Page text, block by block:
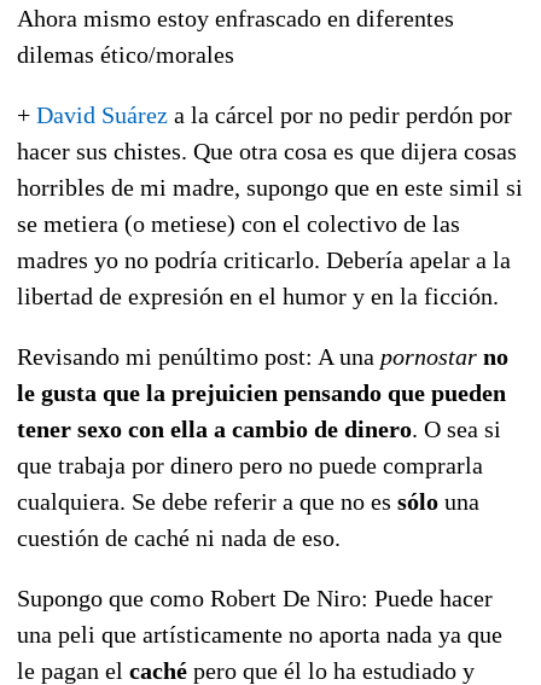
Ahora mismo estoy enfrascado en diferentes
dilemas ético/morales
+ David Suárez a la cárcel por no pedir perdón por
hacer sus chistes. Que otra cosa es que dijera cosas
horribles de mi madre, supongo que en este simil si
se metiera (o metiese) con el colectivo de las
madres yo no podría criticarlo. Debería apelar a la
libertad de expresión en el humor y en la ficción.
Revisando mi penúltimo post: A una pornostar no
le gusta que la prejuicien pensando que pueden
tener sexo con ella a cambio de dinero. O sea si
que trabaja por dinero pero no puede comprarla
cualquiera. Se debe referir a que no es sólo una
cuestión de caché ni nada de eso.
Supongo que como Robert De Niro: Puede hacer
una peli que artísticamente no aporta nada ya que
le pagan el caché pero que él lo ha estudiado y